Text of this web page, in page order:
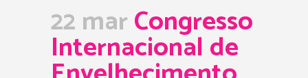
22 marCongresso
Internacional de